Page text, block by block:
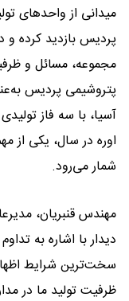
میدانی از واحدهای
پردیس بازدید کرده
مجموعه، مسائل و
پتروشیمی پردیس
آسیا، با سه فاز
اوره در سال، یکی از
شمار می‌رود.
مهندس قنبریان،
دیدار با اشاره به
ظرفیت تولید ما در